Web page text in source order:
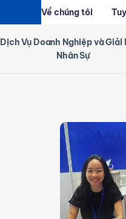
Về chúng tôi
Dịch Vụ Doanh Nghiệp và Giải
Nhân Sự